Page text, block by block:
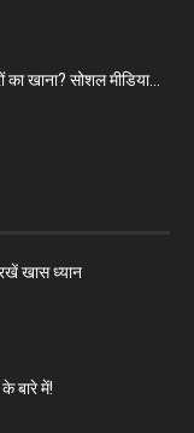
खाना? सोशल मीडिया...
रखें खास ध्यान
बारे में!